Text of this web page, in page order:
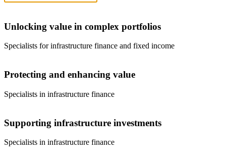
Unlocking value in complex portfolios
Specialists for infrastructure finance and fixed income
Protecting and enhancing value
Specialists in infrastructure finance
Supporting infrastructure investments
Specialists in infrastructure finance